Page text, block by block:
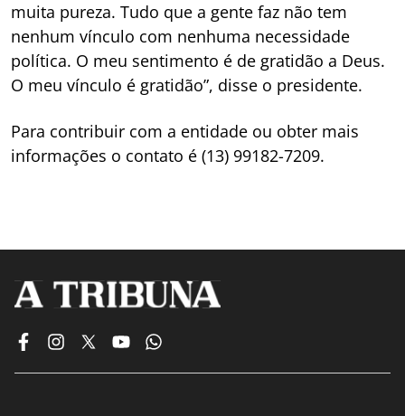
muita pureza. Tudo que a gente faz não tem
nenhum vínculo com nenhuma necessidade
política. O meu sentimento é de gratidão a Deus.
O meu vínculo é gratidão”, disse o presidente.
Para contribuir com a entidade ou obter mais
informações o contato é (13) 99182-7209.